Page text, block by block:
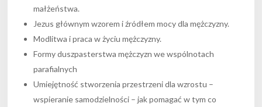
małżeństwa.
Jezus głównym wzorem i źródłem mocy dla mężczyzny.
Modlitwa i praca w życiu mężczyzny.
Formy duszpasterstwa mężczyzn we wspólnotach
parafialnych
Umiejętność stworzenia przestrzeni dla wzrostu –
wspieranie samodzielności – jak pomagać w tym co